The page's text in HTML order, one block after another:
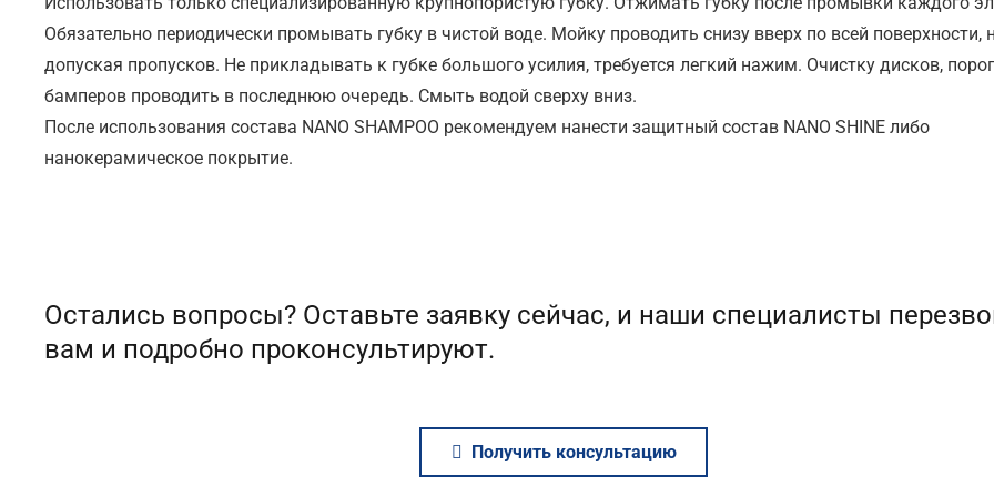
Обязательно периодически промывать губку в чистой воде. Мойку проводить снизу вверх по всей поверхности,
допуская пропусков. Не прикладывать к губке большого усилия, требуется легкий нажим. Очистку дисков,
бамперов проводить в последнюю очередь. Смыть водой сверху вниз.
После использования состава NANO SHAMPOO рекомендуем нанести защитный состав NANO SHINE либо
нанокерамическое покрытие.
Остались вопросы? Оставьте заявку сейчас, и наши специалисты
вам и подробно проконсультируют.
Получить консультацию